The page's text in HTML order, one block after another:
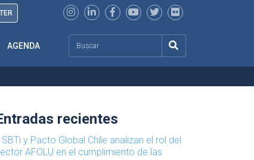
AGENDA
recientes
SBTi y Pacto Global Chile analizan el rol del
AFOLU en el cumplimiento de las